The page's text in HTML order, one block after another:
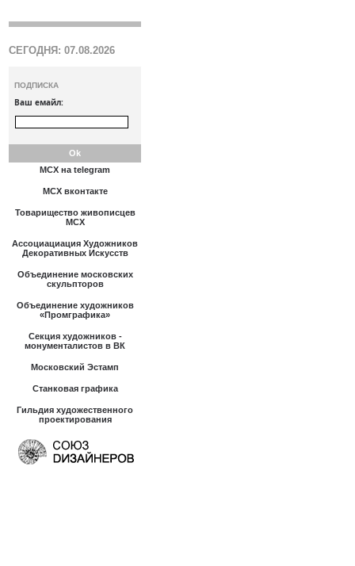
СЕГОДНЯ: 07.08.2026
ПОДПИСКА
Ваш емайл:
МСХ на telegram
МСХ вконтакте
Товарищество живописцев
МСХ
Ассоциациация Художников
Декоративных Искусств
Объединение московских
скульпторов
Объединение художников
«Промграфика»
Секция художников -
монументалистов в ВК
Московский Эстамп
Станковая графика
Гильдия художественного
проектирования